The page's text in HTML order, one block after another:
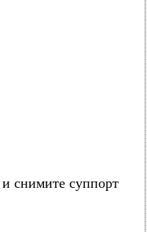
снимите суппорт